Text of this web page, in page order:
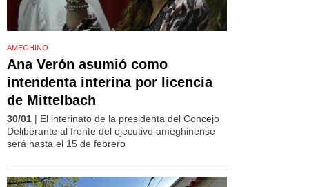
AMEGHINO
Ana Verón asumió como
intendenta interina por licencia
de Mittelbach
30/01 | El interinato de la presidenta del Concejo
Deliberante al frente del ejecutivo ameghinense
será hasta el 15 de febrero